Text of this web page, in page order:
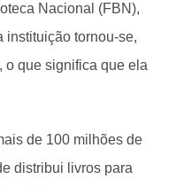
Nacional (FBN),
instituição tornou-se,
o que significa que ela
de 100 milhões de
distribui livros para